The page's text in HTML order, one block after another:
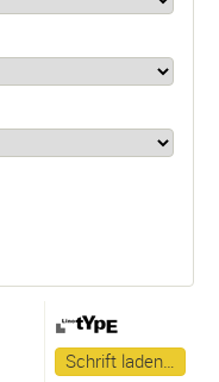
Schrift laden…